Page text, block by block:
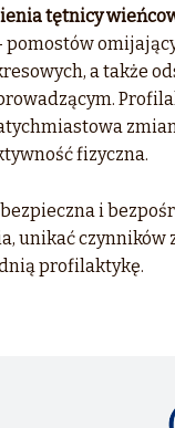
tętnicy
pomostów
a także
fizyczna.
i
unikać czynników
profilaktykę.